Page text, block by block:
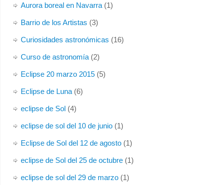
Aurora boreal en Navarra(1)
Barrio de los Artistas (3)
Curiosidades astronómicas (16)
Curso de astronomía(2)
Eclipse 20 marzo 2015(5)
Eclipse de Luna(6)
eclipse de Sol(4)
eclipse de sol del 10 de junio(1)
Eclipse de Sol del 12 de agosto(1)
eclipse de Sol del 25 de octubre(1)
eclipse de sol del 29 de marzo(1)